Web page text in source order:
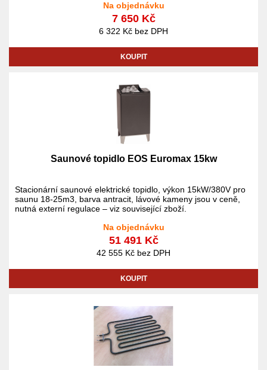
Na objednávku
7 650 Kč
6 322 Kč bez DPH
KOUPIT
Saunové topidlo EOS Euromax 15kw
Stacionární saunové elektrické topidlo, výkon 15kW/380V pro
saunu 18-25m3, barva antracit, lávové kameny jsou v ceně,
nutná externí regulace – viz související zboží.
Na objednávku
51 491 Kč
42 555 Kč bez DPH
KOUPIT